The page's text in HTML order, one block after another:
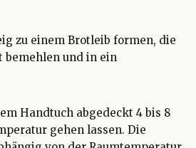
zu einem Brotleib formen, die
bemehlen und in ein
Handtuch abgedeckt 4 bis 8
gehen lassen. Die